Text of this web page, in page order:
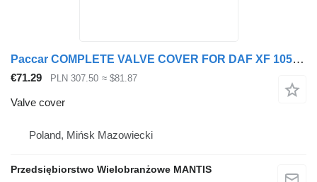
Paccar COMPLETE VALVE COVER FOR DAF XF 105 510KM EURO 5 ENGINE for truck tractor
€71.29 PLN 307.50 ≈ $81.87
Valve cover
Poland, Mińsk Mazowiecki
Przedsiębiorstwo Wielobranżowe MANTIS